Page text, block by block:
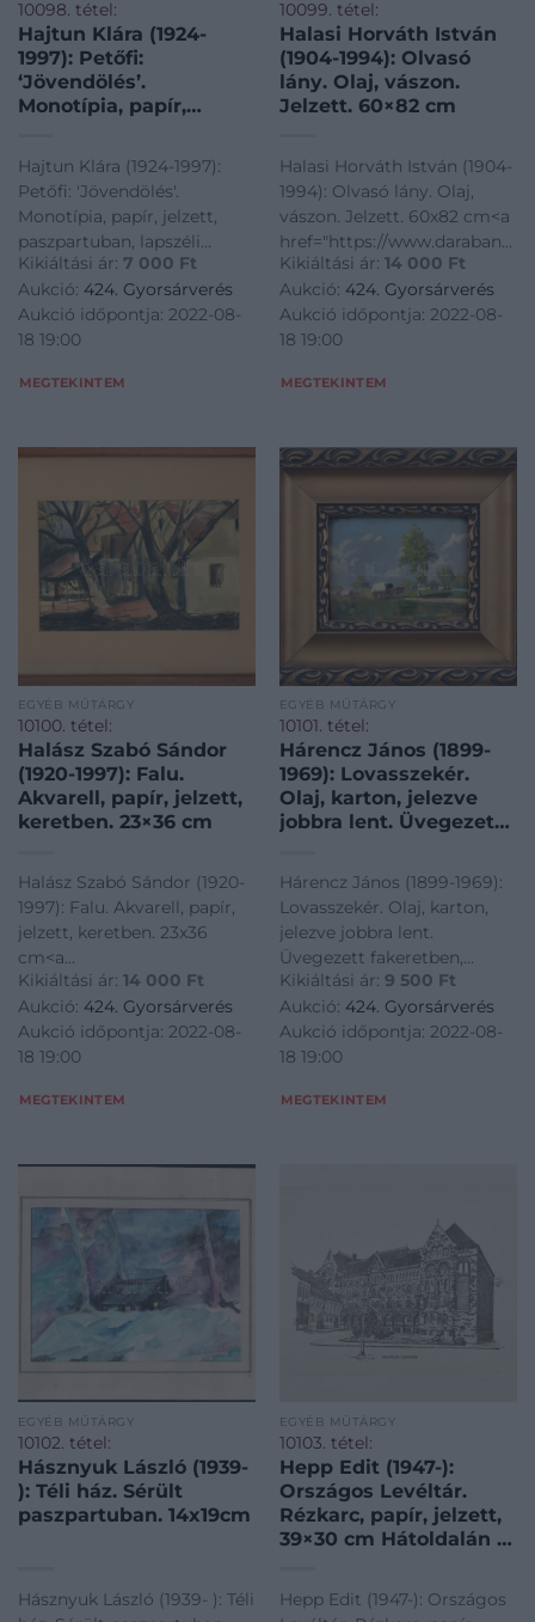
10098. tétel:
Hajtun Klára (1924-
1997): Petőfi:
‘Jövendölés’.
Monotípia, papír,
elszíneződéssel és
kisebb törésnyommal,
34×25,5 cm
Hajtun Klára (1924-1997):
Petőfi: 'Jövendölés'.
Monotípia, papír, jelzett,
paszpartuban, lapszéli
elszíneződéssel és kisebb
törésnyommal, 34x25,5
cm<a
href="https://www.darabanth.com/hu/gyorsarveres/424/
Kikiáltási ár: 7 000 Ft
Aukció: 424. Gyorsárverés
Aukció időpontja: 2022-08-
18 19:00
MEGTEKINTEM
10099. tétel:
Halasi Horváth István
(1904-1994): Olvasó
lány. Olaj, vászon.
Jelzett. 60×82 cm
Halasi Horváth István (1904-
1994): Olvasó lány. Olaj,
vászon. Jelzett. 60x82 cm<a
href="https://
es-grafikak/Festmenyek-es-
grafikak~500001/Halasi-
Horvath-Istvan-1904-1994-
Olvaso-lany-Olaj-va
Kikiáltási ár: 14 000 Ft
Aukció: 424. Gyorsárverés
Aukció időpontja: 2022-08-
18 19:00
MEGTEKINTEM
EGYÉB MŰTÁRGY
10100. tétel:
Halász Szabó Sándor
(1920-1997): Falu.
Akvarell, papír, jelzett,
keretben. 23×36 cm
Halász Szabó Sándor (1920-
1997): Falu. Akvarell, papír,
jelzett, keretben. 23x36
cm<a
href="https://www.darabanth.com/hu/gyorsarveres/424/
es-grafikak/Festmenyek-es-
grafikak~500001/Halasz-
Szabo-Sandor-1920-1997-
Kikiáltási ár: 14 000 Ft
Aukció: 424. Gyorsárverés
Aukció időpontja: 2022-08-
18 19:00
MEGTEKINTEM
EGYÉB MŰTÁRGY
10101. tétel:
Hárencz János (1899-
1969): Lovasszekér.
Olaj, karton, jelezve
jobbra lent. Üvegezett
Hárencz János (1899-1969):
Lovasszekér. Olaj, karton,
jelezve jobbra lent.
Üvegezett fakeretben,
11×14,5 cm<a
href="https://
es-grafikak/Festmenyek-es-
grafikak~500001/Harencz-
Kikiáltási ár: 9 500 Ft
Aukció: 424. Gyorsárverés
Aukció időpontja: 2022-08-
18 19:00
MEGTEKINTEM
EGYÉB MŰTÁRGY
10102. tétel:
Hásznyuk László (1939-
): Téli ház. Sérült
paszpartuban. 14x19cm
Hásznyuk László (1939- ): Téli
EGYÉB MŰTÁRGY
10103. tétel:
Hepp Edit (1947-):
Országos Levéltár.
Rézkarc, papír, jelzett,
39×30 cm Hátoldalán a
Szövetségének
Hepp Edit (1947-): Országos